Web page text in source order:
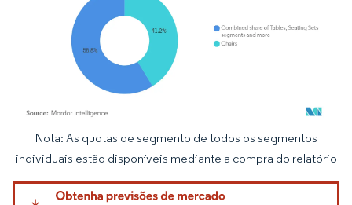
Imagem © Mordor Intelligence. O reuso requer atribuição conforme CC BY 4.0.
Nota: As quotas de segmento de todos os segmentos
individuais estão disponíveis mediante a compra do relatório